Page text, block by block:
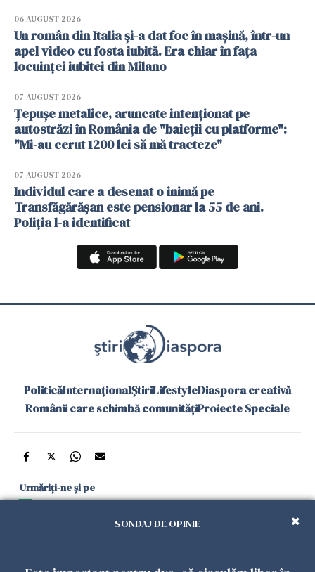
06 AUGUST 2026
Un român din Italia și-a dat foc în mașină, într-un
apel video cu fosta iubită. Era chiar în fața
locuinței iubitei din Milano
07 AUGUST 2026
Țepușe metalice, aruncate intenționat pe
autostrăzi în România de "baieții cu platforme":
"Mi-au cerut 1200 lei să mă tracteze"
07 AUGUST 2026
Individul care a desenat o inimă pe
Transfăgărășan este pensionar la 55 de ani.
Poliția l-a identificat
PoliticăInternaționalȘtiriLifestyleDiaspora creativă
Românii care schimbă comunitățiProiecte Speciale
Urmăriți-ne și pe
și în aplicațiile mobileSONDAJ DE OPINIE